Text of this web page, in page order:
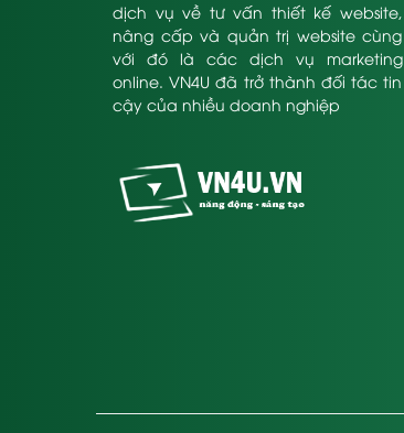
dịch vụ về tư vấn thiết kế website,
nâng cấp và quản trị website cùng
với đó là các dịch vụ marketing
online. VN4U đã trở thành đối tác tin
cậy của nhiều doanh nghiệp